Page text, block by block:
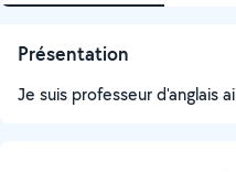
Présentation
Je suis professeur d'anglais